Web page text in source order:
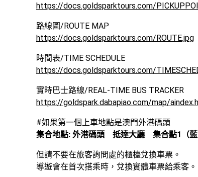
https://docs.goldsparktours.com/
https://docs.goldsparktours.com/ROUTE.jpg
https://docs.goldsparktours.com/
https://goldspark.dabapiao.com/map/
集合地點: 外港碼頭　抵達大廳　集合點1（
但請不要在旅客詢問處的櫃檯兌換車票。
導遊會在首次搭乘時，兌換實體車票給乘客。